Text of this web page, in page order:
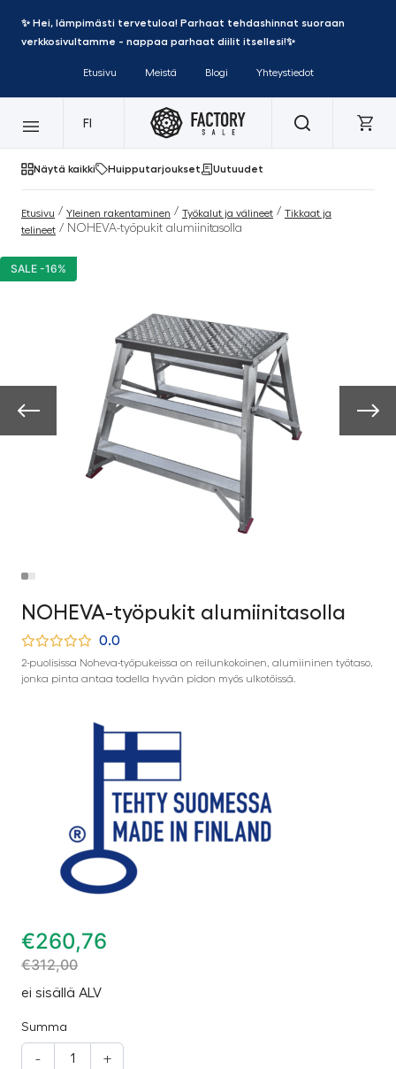
✨ Hei, lämpimästi tervetuloa! Parhaat tehdashinnat suoraan
verkkosivultamme - nappaa parhaat diilit itsellesi!✨
Etusivu Meistä Blogi Yhteystiedot
FI
Näytä kaikki Huipputarjoukset Uutuudet
Etusivu / Yleinen rakentaminen / Työkalut ja välineet / Tikkaat ja
telineet / NOHEVA-työpukit alumiinitasolla
SALE -16%
NOHEVA-työpukit alumiinitasolla
0.0
2-puolisissa Noheva-työpukeissa on reilunkokoinen, alumiininen työtaso,
jonka pinta antaa todella hyvän pidon myös ulkotöissä.
€260,76
€312,00
ei sisällä ALV
Summa
- +